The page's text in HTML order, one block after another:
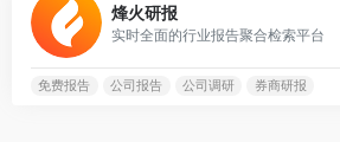
烽火研报
实时全面的行业报告聚合检索平台
免费报告 公司报告 公司调研 券商研报